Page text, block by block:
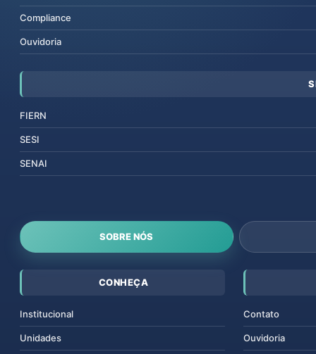
Compliance
Ouvidoria
FIERN
SESI
SENAI
SOBRE NÓS
CONHEÇA
Institucional
Unidades
Contato
Ouvidoria